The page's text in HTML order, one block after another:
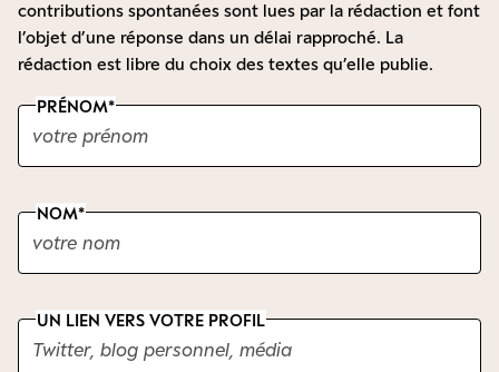
contributions spontanées sont lues par la rédaction et font
l’objet d’une réponse dans un délai rapproché. La
rédaction est libre du choix des textes qu’elle publie.
PRÉNOM
NOM
UN LIEN VERS VOTRE PROFIL